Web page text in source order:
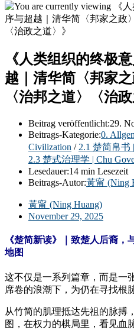
《人类组织的终极
越｜清华简〈邦家之
〈治邦之道〉〈治政
Beitrag veröffentlicht:29.
Beitrags-Kategorie:0.
Civilization / 2.1 楚简帛书
2.3 楚式治理学 | Chu
Lesedauer:14 min Lesezeit
Beitrags-Autor:黃甯 (Ning
黃甯 (Ning Huang)
November 29, 2025
《楚简新读》｜致楚人后裔
地图
这不仅是一系列篇章，而是一
席卷的浪潮下，为仍在寻找根
从竹简的肌理抵达先祖的脉搏
图，在权力的棋局里，看见血